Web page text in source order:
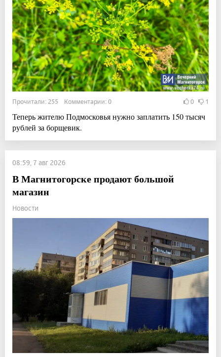
Прочитали: 255 Комментарии: 0 0 1
Теперь жителю Подмосковья нужно заплатить 150 тысяч
рублей за борщевик.
08:59, 7 авг 2026
В Магнитогорске продают большой
магазин
Новости